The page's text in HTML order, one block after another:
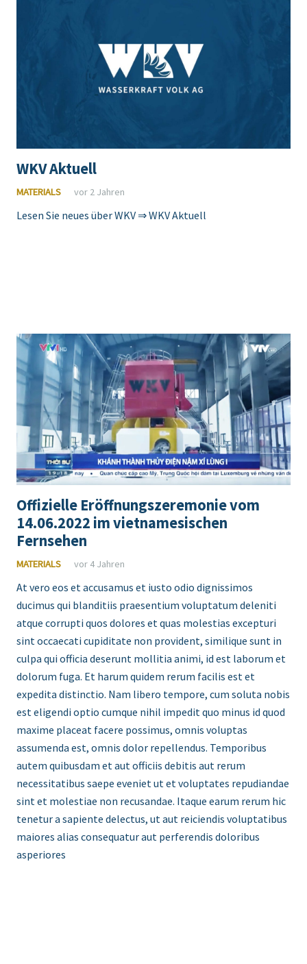
WKV Aktuell
MATERIALS vor 2 Jahren
Lesen Sie neues über WKV ⇒ WKV Aktuell
Offizielle Eröffnungszeremonie vom
14.06.2022 im vietnamesischen
Fernsehen
MATERIALS vor 4 Jahren
At vero eos et accusamus et iusto odio dignissimos
ducimus qui blanditiis praesentium voluptatum deleniti
atque corrupti quos dolores et quas molestias excepturi
sint occaecati cupiditate non provident, similique sunt in
culpa qui officia deserunt mollitia animi, id est laborum et
dolorum fuga. Et harum quidem rerum facilis est et
expedita distinctio. Nam libero tempore, cum soluta nobis
est eligendi optio cumque nihil impedit quo minus id quod
maxime placeat facere possimus, omnis voluptas
assumenda est, omnis dolor repellendus. Temporibus
autem quibusdam et aut officiis debitis aut rerum
necessitatibus saepe eveniet ut et voluptates repudiandae
sint et molestiae non recusandae. Itaque earum rerum hic
tenetur a sapiente delectus, ut aut reiciendis voluptatibus
maiores alias consequatur aut perferendis doloribus
asperiores